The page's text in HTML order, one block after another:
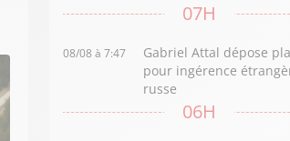
07H
08/08 à 7:47
Gabriel Attal dépose
pour ingérence
russe
06H